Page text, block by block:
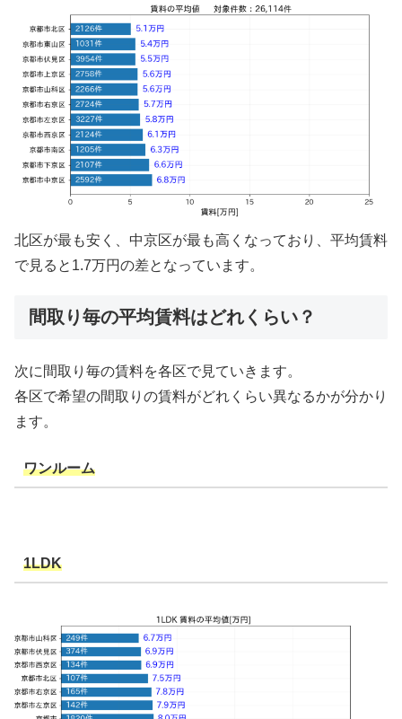
北区が最も安く、中京区が最も高くなっており、平均賃料
で見ると1.7万円の差となっています。
間取り毎の平均賃料はどれくらい？
次に間取り毎の賃料を各区で見ていきます。
各区で希望の間取りの賃料がどれくらい異なるかが分かり
ます。
ワンルーム
1LDK